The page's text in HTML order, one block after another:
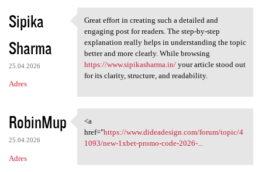
Sipika
Sharma
25.04.2026
Adres
Great effort in creating such
Great effort in creating such a detailed and
engaging post for readers. The step-by-step
explanation really helps in understanding the topic
better and more clearly. While browsing
https://www.sipikasharma.in/your article stood out
for its clarity, structure, and readability.
RobinMup
25.04.2026
Adres
<a href="https://www
<a
href="https://www.dideadesign.com/forum/topic/4
1093/new-1xbet-promo-code-2026-...